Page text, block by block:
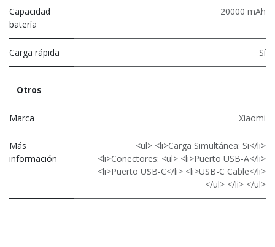
Capacidad
batería
20000 mAh
Carga rápida Sí
Otros
Marca Xiaomi
Más
información
<ul> <li>Carga Simultánea: Si</li>
<li>Conectores: <ul> <li>Puerto USB-A</li>
<li>Puerto USB-C</li> <li>USB-C Cable</li>
</ul> </li> </ul>